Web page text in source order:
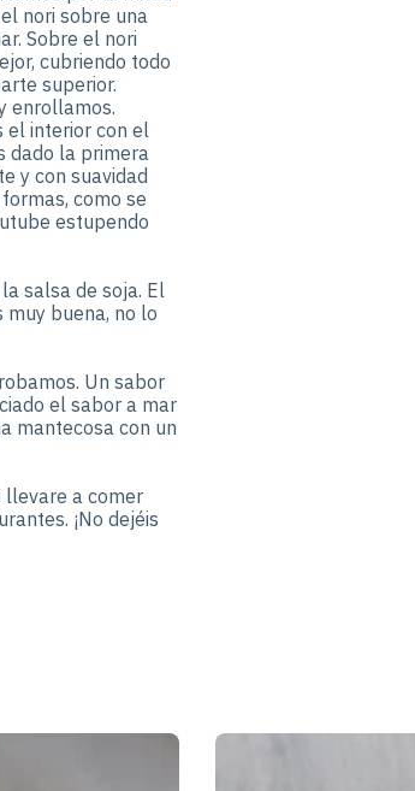
nori sobre una
Sobre el nori
cubriendo todo
superior.
enrollamos.
el interior con el
dado la primera
y con suavidad
como se
estupendo
salsa de soja. El
buena, no lo
Un sabor
el sabor a mar
mantecosa con un
llevare a comer
¡No dejéis